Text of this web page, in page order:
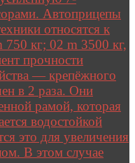
Автоприцепы
относятся к
750 кг; 02 m 3500 кг,
прочности
— крепёжного
в 2 раза. Они
рамой, которая
водостойкой
это для увеличения
В этом случае